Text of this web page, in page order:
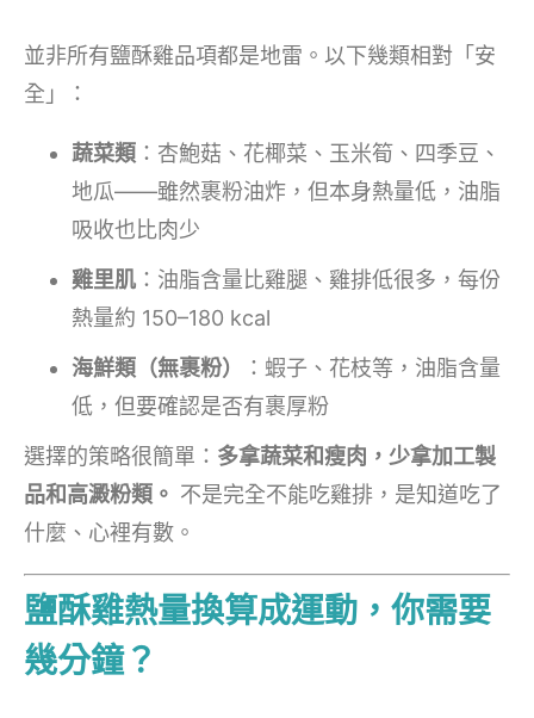
並非所有鹽酥雞品項都是地雷。以下幾類相對「安
全」：
蔬菜類 ：杏鮑菇、花椰菜、玉米筍、四季豆、
地瓜——雖然裹粉油炸，但本身熱量低，油脂
吸收也比肉少
雞里肌 ：油脂含量比雞腿、雞排低很多，每份
熱量約 150–180 kcal
海鮮類（無裹粉）
：蝦子、花枝等，油脂含量
低，但要確認是否有裹厚粉
選擇的策略很簡單： 多拿蔬菜和瘦肉，少拿加工製
品和高澱粉類。 不是完全不能吃雞排，是知道吃了
什麼、心裡有數。
鹽酥雞熱量換算成運動，你需要
幾分鐘？